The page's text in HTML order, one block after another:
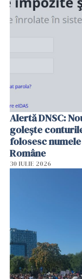
Alertă DNSC:
golește
folosesc
Române
30 IULIE 2026